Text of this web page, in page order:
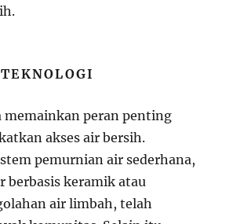
memainkan peran penting
akses air bersih.
pemurnian air sederhana,
berbasis keramik atau
air limbah, telah